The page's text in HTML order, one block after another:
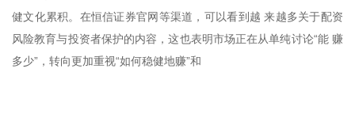
健文化累积。在恒信证券官网等渠道，可以看到越 来越多关于配资
风险教育与投资者保护的内容，这也表明市场正在从单纯讨论“能 赚
多少”，转向更加重视“如何稳健地赚”和